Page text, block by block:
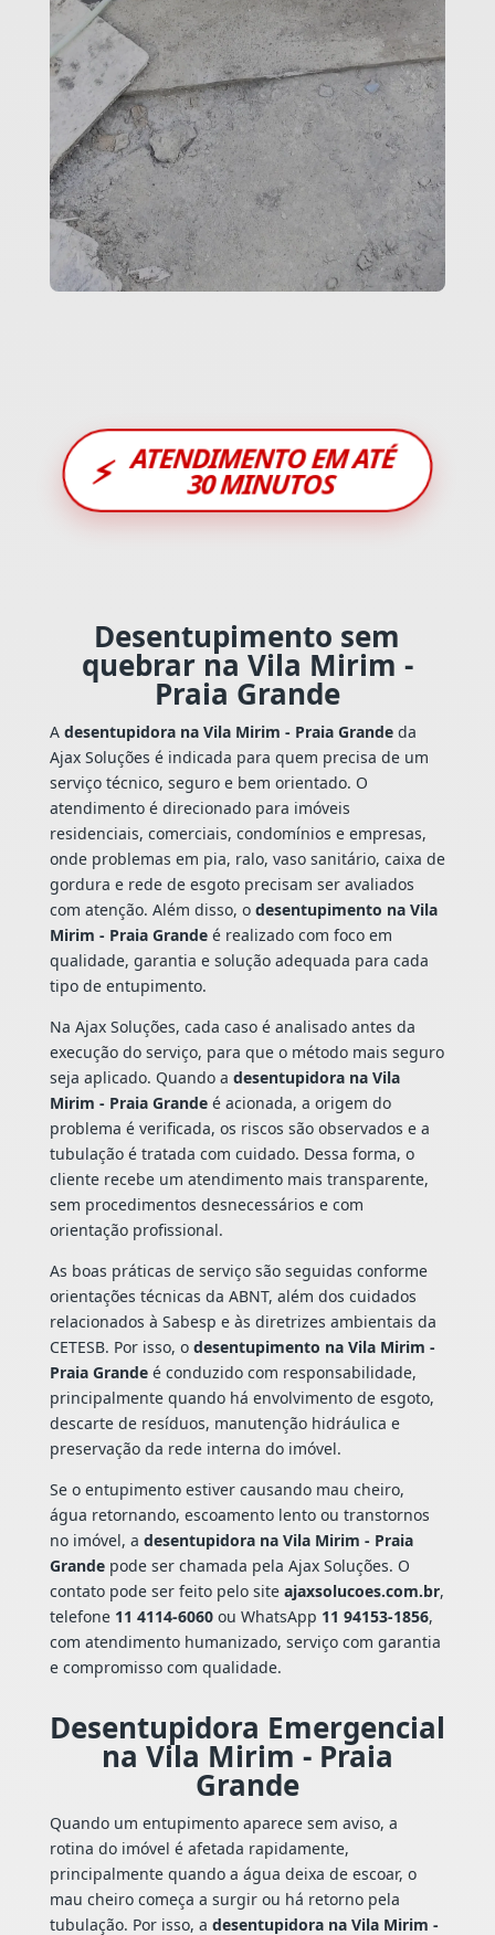
⚡ ATENDIMENTO EM ATÉ
30 MINUTOS
Desentupimento sem
quebrar na Vila Mirim -
Praia Grande
A desentupidora na Vila Mirim - Praia Grandeda
Ajax Soluções é indicada para quem precisa de um
serviço técnico, seguro e bem orientado. O
atendimento é direcionado para imóveis
residenciais, comerciais, condomínios e empresas,
onde problemas em pia, ralo, vaso sanitário, caixa de
gordura e rede de esgoto precisam ser avaliados
com atenção. Além disso, o desentupimento na Vila
Mirim - Praia Grandeé realizado com foco em
qualidade, garantia e solução adequada para cada
tipo de entupimento.
Na Ajax Soluções, cada caso é analisado antes da
execução do serviço, para que o método mais seguro
seja aplicado. Quando a desentupidora na Vila
Mirim - Praia Grandeé acionada, a origem do
problema é verificada, os riscos são observados e a
tubulação é tratada com cuidado. Dessa forma, o
cliente recebe um atendimento mais transparente,
sem procedimentos desnecessários e com
orientação profissional.
As boas práticas de serviço são seguidas conforme
orientações técnicas da ABNT, além dos cuidados
relacionados à Sabesp e às diretrizes ambientais da
CETESB. Por isso, o desentupimento na Vila Mirim -
Praia Grandeé conduzido com responsabilidade,
principalmente quando há envolvimento de esgoto,
descarte de resíduos, manutenção hidráulica e
preservação da rede interna do imóvel.
Se o entupimento estiver causando mau cheiro,
água retornando, escoamento lento ou transtornos
no imóvel, a desentupidora na Vila Mirim - Praia
Grandepode ser chamada pela Ajax Soluções. O
contato pode ser feito pelo site ajaxsolucoes.com.br,
telefone 11 4114-6060ou WhatsApp 11 94153-1856,
com atendimento humanizado, serviço com garantia
e compromisso com qualidade.
Desentupidora Emergencial
na Vila Mirim - Praia
Grande
Quando um entupimento aparece sem aviso, a
rotina do imóvel é afetada rapidamente,
principalmente quando a água deixa de escoar, o
mau cheiro começa a surgir ou há retorno pela
tubulação. Por isso, a desentupidora na Vila Mirim -